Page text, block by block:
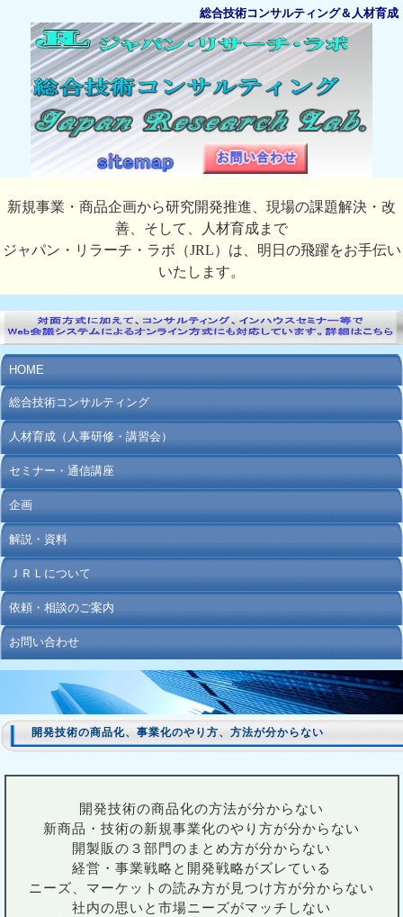
総合技術コンサルティング＆人材育成
新規事業・商品企画から研究開発推進、現場の課題解決・改
善、そして、人材育成まで
ジャパン・リラーチ・ラボ（JRL）は、明日の飛躍をお手伝い
いたします。
HOME
総合技術コンサルティング
人材育成（人事研修・講習会）
セミナー・通信講座
企画
解説・資料
ＪＲＬについて
依頼・相談のご案内
お問い合わせ
開発技術の商品化、事業化のやり方、方法が分からない
開発技術の商品化の方法が分からない
新商品・技術の新規事業化のやり方が分からない
開製販の３部門のまとめ方が分からない
経営・事業戦略と開発戦略がズレている
ニーズ、マーケットの読み方が見つけ方が分からない
社内の思いと市場ニーズがマッチしない